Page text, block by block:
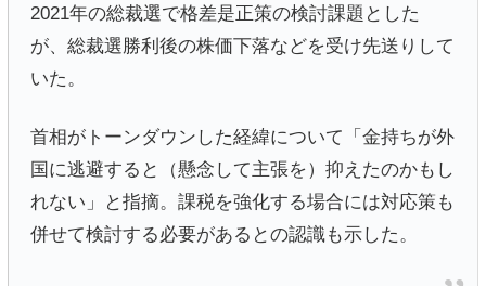
2021年の総裁選で格差是正策の検討課題とした
が、総裁選勝利後の株価下落などを受け先送りして
いた。
首相がトーンダウンした経緯について「金持ちが外
国に逃避すると（懸念して主張を）抑えたのかもし
れない」と指摘。課税を強化する場合には対応策も
併せて検討する必要があるとの認識も示した。